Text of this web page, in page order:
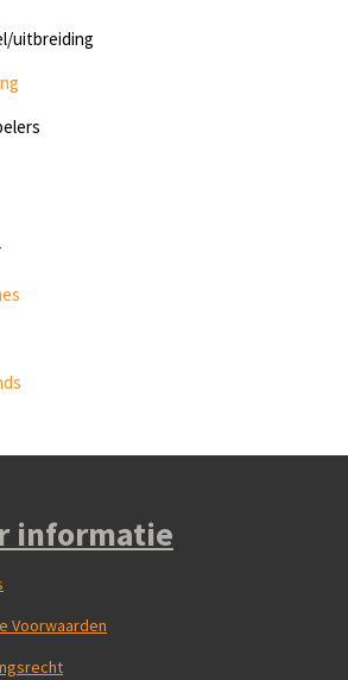
uitbreiding
informatie
Voorwaarden